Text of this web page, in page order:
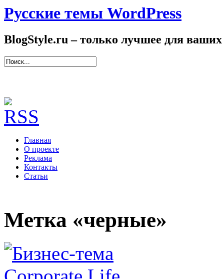
Русские темы WordPress
BlogStyle.ru – только лучшее для ваших
Главная
О проекте
Реклама
Контакты
Статьи
Метка «черные»